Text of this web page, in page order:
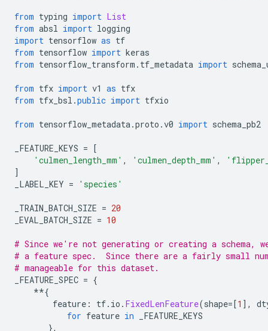
from typing import List
from absl import logging
import tensorflow as tf
from tensorflow import keras
from tensorflow_transform . tf_metadata import
from tfx import v1 as tfx
from tfx_bsl .public import tfxio
from tensorflow_metadata.proto .v0 import schema_pb2
_FEATURE_KEYS = [
'culmen_length_mm' , 'culmen_depth_mm' ,
]
_LABEL_KEY = 'species'
_TRAIN_BATCH_SIZE = 20
_EVAL_BATCH_SIZE = 10
# Since we're not generating or creating a schema,
# a feature spec.  Since there are a fairly small
# manageable for this dataset.
_FEATURE_SPEC = {
**{
feature : tf. io . FixedLenFeature(shape=[1 ],
for feature in _FEATURE_KEYS
},